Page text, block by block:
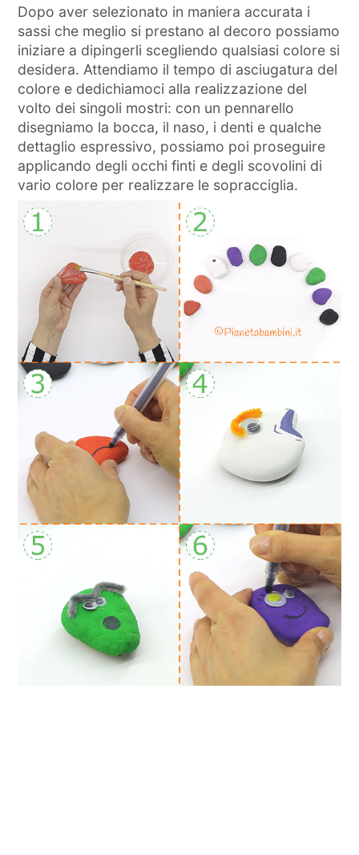
Dopo aver selezionato in maniera accurata i
sassi che meglio si prestano al decoro possiamo
iniziare a dipingerli scegliendo qualsiasi colore si
desidera. Attendiamo il tempo di asciugatura del
colore e dedichiamoci alla realizzazione del
volto dei singoli mostri: con un pennarello
disegniamo la bocca, il naso, i denti e qualche
dettaglio espressivo, possiamo poi proseguire
applicando degli occhi finti e degli scovolini di
vario colore per realizzare le sopracciglia.